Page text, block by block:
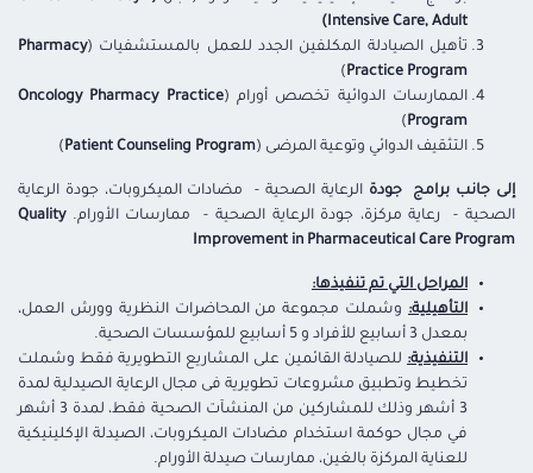
Intensive Care, Adult)
تأهيل الصيادلة المكلفين الجدد للعمل بالمستشفيات (Pharmacy
Practice Program
)
الممارسات الدوائية تخصص أورام (Oncology Pharmacy Practice
Program
)
التثقيف الدوائي وتوعية المرضى (Patient Counseling Program
)
إلى جانب برامج جودة الرعاية الصحية - مضادات الميكروبات، جودة الرعاية
الصحية - رعاية مركزة، جودة الرعاية الصحية - ممارسات الأورام.Quality
Improvement in Pharmaceutical Care Program
المراحل التي تم تنفيذها:
التأهيلية: وشملت مجموعة من المحاضرات النظرية وورش العمل،
بمعدل 3 أسابيع للأفراد و 5 أسابيع للمؤسسات الصحية.
التنفيذية: للصيادلة القائمين على المشاريع التطويرية فقط وشملت
تخطيط وتطبيق مشروعات تطويرية فى مجال الرعاية الصيدلية لمدة
3 أشهر وذلك للمشاركين من المنشآت الصحية فقط، لمدة 3 أشهر
في مجال حوكمة استخدام مضادات الميكروبات، الصيدلة الإكلينيكية
للعناية المركزة بالغين، ممارسات صيدلة الأورام.